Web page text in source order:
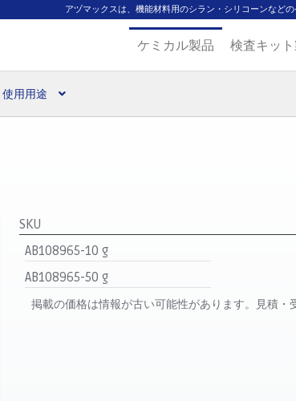
アヅマックスは、機能材料用のシラン・シリコーンなど
ケミカル製品 検査キッ
使用用途
SKU
AB108965-10 g
AB108965-50 g
掲載の価格は情報が古い可能性があります。見積・